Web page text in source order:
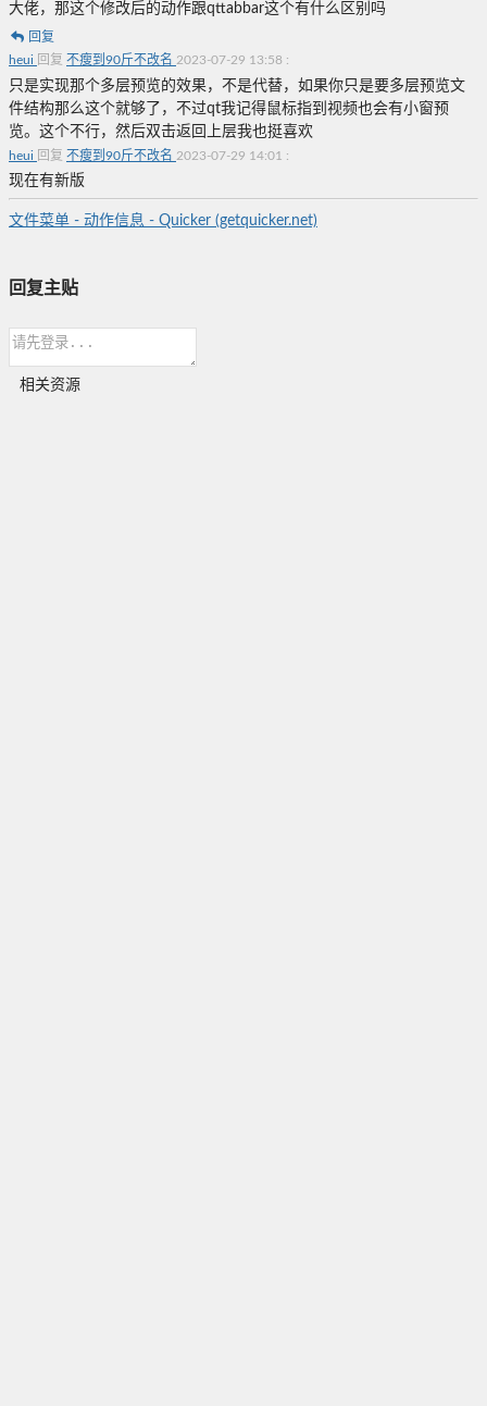
大佬，那这个修改后的动作跟qttabbar这个有什么区别吗
回复
heui 回复 不瘦到90斤不改名 2023-07-29 13:58 :
只是实现那个多层预览的效果，不是代替，如果你只是要多层预览文
件结构那么这个就够了，不过qt我记得鼠标指到视频也会有小窗预
览。这个不行，然后双击返回上层我也挺喜欢
heui 回复 不瘦到90斤不改名 2023-07-29 14:01 :
现在有新版
文件菜单 - 动作信息 - Quicker (getquicker.net)
回复主贴
相关资源